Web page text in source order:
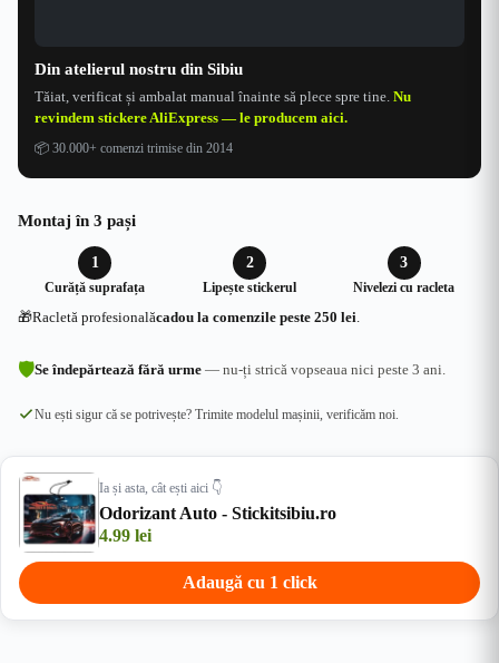
Din atelierul nostru din Sibiu
Tăiat, verificat și ambalat manual înainte să plece spre tine. Nu
revindem stickere AliExpress — le producem aici.
📦 30.000+ comenzi trimise din 2014
Montaj în 3 pași
1
Curăță suprafața
2
Lipește stickerul
3
Nivelezi cu racleta
🎁Racletă profesionalăcadou la comenzile peste 250 lei
🛡Se îndepărtează fără urme — nu-ți strică vopseaua nici peste 3 ani.
Nu ești sigur că se potrivește? Trimite modelul mașinii, verificăm noi.
Ia și asta, cât ești aici 👇
Odorizant Auto - Stickitsibiu.ro
4.99 lei
Adaugă cu 1 click